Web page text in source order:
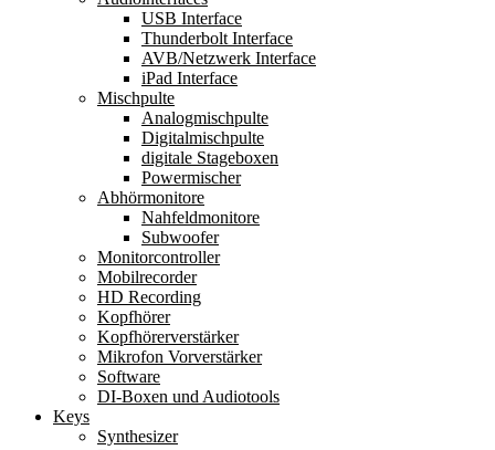
USB Interface
Thunderbolt Interface
AVB/Netzwerk Interface
iPad Interface
Mischpulte
Analogmischpulte
Digitalmischpulte
digitale Stageboxen
Powermischer
Abhörmonitore
Nahfeldmonitore
Subwoofer
Monitorcontroller
Mobilrecorder
HD Recording
Kopfhörer
Kopfhörerverstärker
Mikrofon Vorverstärker
Software
DI-Boxen und Audiotools
Keys
Synthesizer